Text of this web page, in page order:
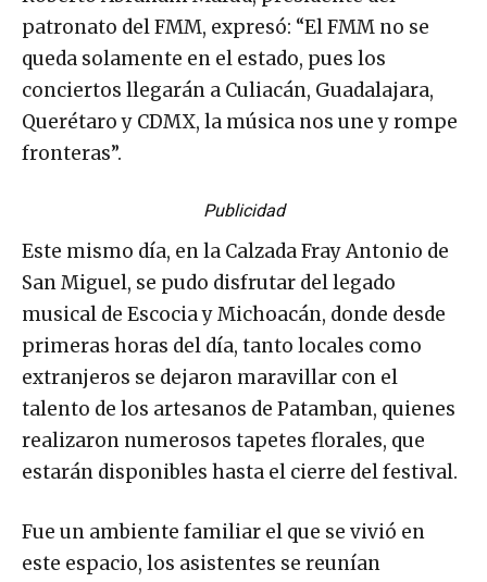
patronato del FMM, expresó: “El FMM no se
queda solamente en el estado, pues los
conciertos llegarán a Culiacán, Guadalajara,
Querétaro y CDMX, la música nos une y rompe
fronteras”.
Publicidad
Este mismo día, en la Calzada Fray Antonio de
San Miguel, se pudo disfrutar del legado
musical de Escocia y Michoacán, donde desde
primeras horas del día, tanto locales como
extranjeros se dejaron maravillar con el
talento de los artesanos de Patamban, quienes
realizaron numerosos tapetes florales, que
estarán disponibles hasta el cierre del festival.
Fue un ambiente familiar el que se vivió en
este espacio, los asistentes se reunían